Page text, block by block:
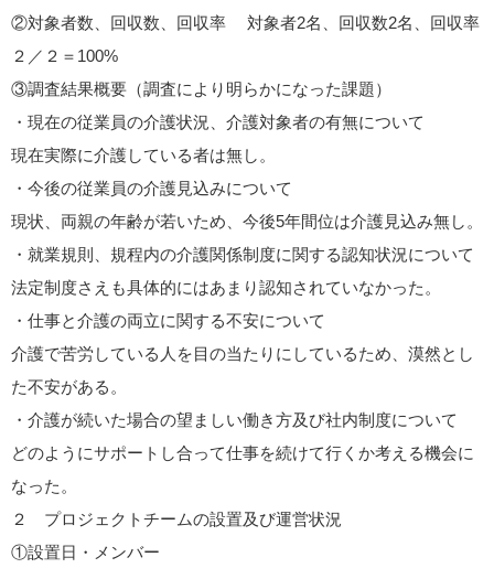
②対象者数、回収数、回収率 対象者2名、回収数2名、回収率
２／２＝100%
③調査結果概要（調査により明らかになった課題）
・現在の従業員の介護状況、介護対象者の有無について
現在実際に介護している者は無し。
・今後の従業員の介護見込みについて
現状、両親の年齢が若いため、今後5年間位は介護見込み無し。
・就業規則、規程内の介護関係制度に関する認知状況について
法定制度さえも具体的にはあまり認知されていなかった。
・仕事と介護の両立に関する不安について
介護で苦労している人を目の当たりにしているため、漠然とし
た不安がある。
・介護が続いた場合の望ましい働き方及び社内制度について
どのようにサポートし合って仕事を続けて行くか考える機会に
なった。
２ プロジェクトチームの設置及び運営状況
①設置日・メンバー